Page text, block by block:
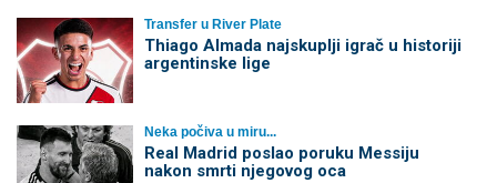
Transfer u River Plate
Thiago Almada najskuplji igrač u historiji
argentinske lige
Neka počiva u miru...
Real Madrid poslao poruku Messiju
nakon smrti njegovog oca